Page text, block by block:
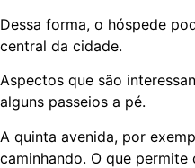
Dessa forma, o hóspede
central da cidade.
Aspectos que são
alguns passeios a pé.
A quinta avenida, por
caminhando. O que